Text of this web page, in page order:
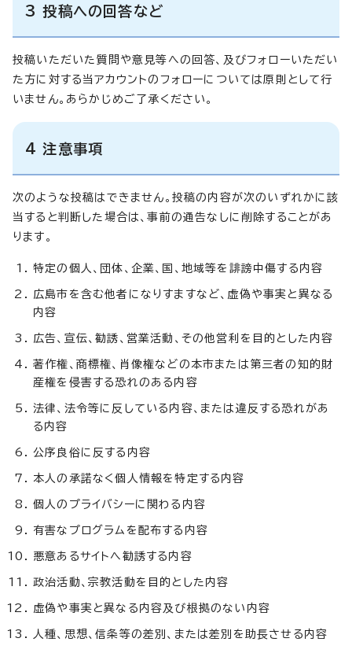
3 投稿への回答など
投稿いただいた質問や意見等への回答、及びフォローいただい
た方に対する当アカウントのフォローについては原則として行
いません。あらかじめご了承ください。
4 注意事項
次のような投稿はできません。投稿の内容が次のいずれかに該
当すると判断した場合は、事前の通告なしに削除することがあ
ります。
特定の個人、団体、企業、国、地域等を誹謗中傷する内容
広島市を含む他者になりすますなど、虚偽や事実と異なる
内容
広告、宣伝、勧誘、営業活動、その他営利を目的とした内容
著作権、商標権、肖像権などの本市または第三者の知的財
産権を侵害する恐れのある内容
法律、法令等に反している内容、または違反する恐れがあ
る内容
公序良俗に反する内容
本人の承諾なく個人情報を特定する内容
個人のプライバシーに関わる内容
有害なプログラムを配布する内容
悪意あるサイトへ勧誘する内容
政治活動、宗教活動を目的とした内容
虚偽や事実と異なる内容及び根拠のない内容
人種、思想、信条等の差別、または差別を助長させる内容